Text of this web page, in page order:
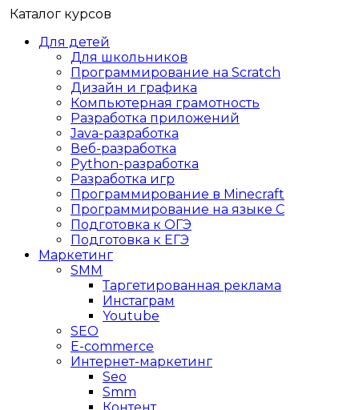
Каталог курсов
Для детей
Для школьников
Программирование на Scratch
Дизайн и графика
Компьютерная грамотность
Разработка приложений
Java-разработка
Веб-разработка
Python-разработка
Разработка игр
Программирование в Minecraft
Программирование на языке C
Подготовка к ОГЭ
Подготовка к ЕГЭ
Маркетинг
SMM
Таргетированная реклама
Инстаграм
Youtube
SEO
E-сommerce
Интернет-маркетинг
Seo
Smm